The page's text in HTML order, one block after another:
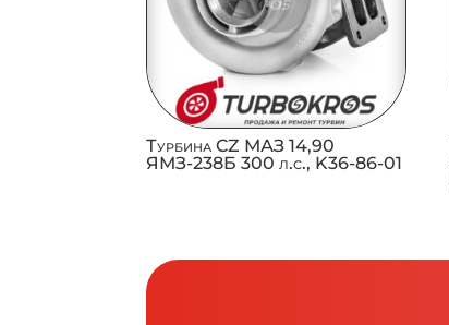
Турбина CZ МАЗ 14,90
ЯМЗ-238Б 300 л.с., K36-86-01